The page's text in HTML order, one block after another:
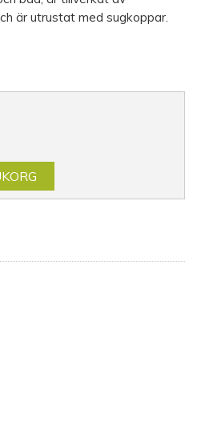
är utrustat med sugkoppar.